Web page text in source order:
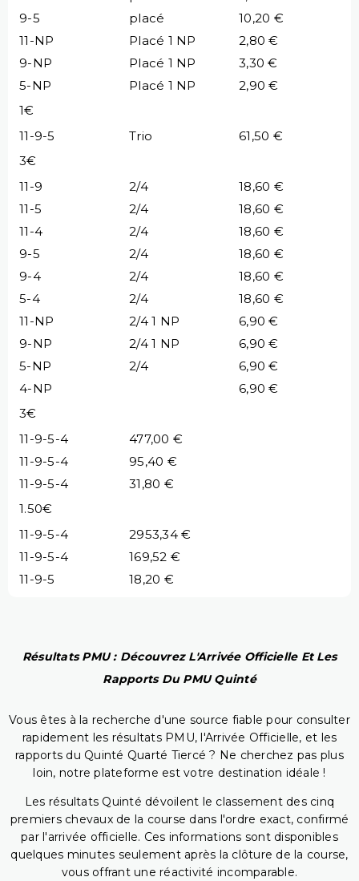
9-5
placé
10,20 €
11-NP
Placé 1 NP
2,80 €
9-NP
Placé 1 NP
3,30 €
5-NP
Placé 1 NP
2,90 €
1€
11-9-5
Trio
61,50 €
3€
11-9
2/4
18,60 €
11-5
2/4
18,60 €
11-4
2/4
18,60 €
9-5
2/4
18,60 €
9-4
2/4
18,60 €
5-4
2/4
18,60 €
11-NP
2/4 1 NP
6,90 €
9-NP
2/4 1 NP
6,90 €
5-NP
2/4
6,90 €
4-NP
6,90 €
3€
11-9-5-4
477,00 €
11-9-5-4
95,40 €
11-9-5-4
31,80 €
1.50€
11-9-5-4
2953,34 €
11-9-5-4
169,52 €
11-9-5
18,20 €
Résultats PMU : Découvrez L'Arrivée Officielle Et Les
Rapports Du PMU Quinté
Vous êtes à la recherche d'une source fiable pour consulter
rapidement les résultats PMU, l'Arrivée Officielle, et les
rapports du Quinté Quarté Tiercé ? Ne cherchez pas plus
loin, notre plateforme est votre destination idéale !
Les résultats Quinté dévoilent le classement des cinq
premiers chevaux de la course dans l'ordre exact, confirmé
par l'arrivée officielle. Ces informations sont disponibles
quelques minutes seulement après la clôture de la course,
vous offrant une réactivité incomparable.